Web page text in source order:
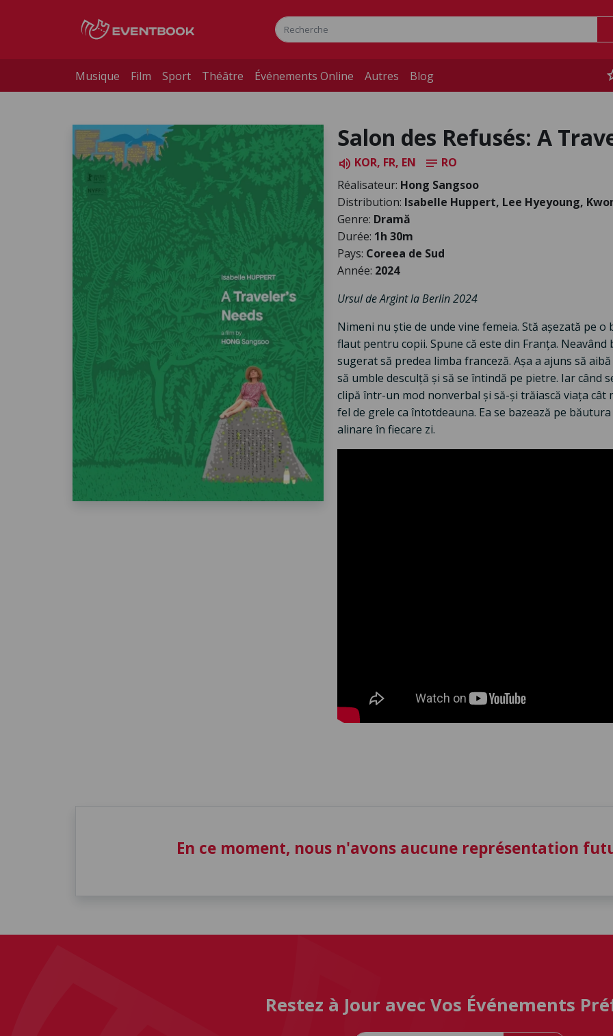
Musique Film Sport Théâtre Événements Online Autres Blog
Salon des Refusés: A
volume_up KOR, FR, EN notes RO
Réalisateur: Hong Sangsoo
Distribution: Isabelle Huppert, Lee Hyeyoung,
Genre: Dramă
Durée: 1h 30m
Pays: Coreea de Sud
Année: 2024
Ursul de Argint la Berlin 2024
Nimeni nu știe de unde vine femeia. Stă așezată pe
flaut pentru copii. Spune că este din Franța.
sugerat să predea limba franceză. Așa a ajuns să
să umble desculță și să se întindă pe pietre. Iar când
clipă într-un mod nonverbal și să-și trăiască viața
fel de grele ca întotdeauna. Ea se bazează pe
alinare în fiecare zi.
En ce moment, nous n'avons aucune représentation
Restez à Jour avec Vos Événements